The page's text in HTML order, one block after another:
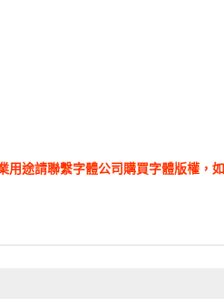
用途請聯繫字體公司購買字體版權，如